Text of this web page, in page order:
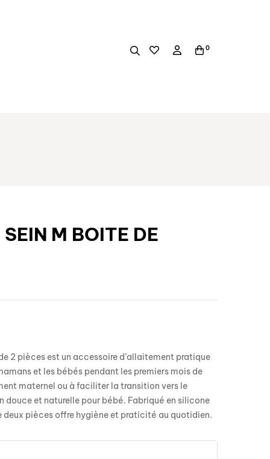
0
M BOITE DE
2 pièces est un accessoire d’allaitement pratique
et les bébés pendant les premiers mois de
maternel ou à faciliter la transition vers le
douce et naturelle pour bébé. Fabriqué en silicone
pièces offre hygiène et praticité au quotidien.